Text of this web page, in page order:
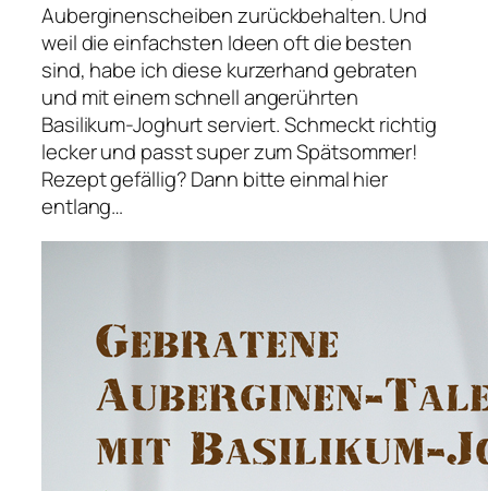
Auberginenscheiben zurückbehalten. Und
weil die einfachsten Ideen oft die besten
sind, habe ich diese kurzerhand gebraten
und mit einem schnell angerührten
Basilikum-Joghurt serviert. Schmeckt richtig
lecker und passt super zum Spätsommer!
Rezept gefällig? Dann bitte einmal hier
entlang…